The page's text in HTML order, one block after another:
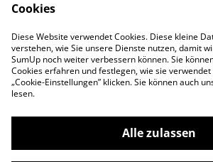
Bezahlen &
Verschicken
©2026Strunkleet
Cookies
Diese Website verwendet Cookies. Diese kleine
verstehen, wie Sie unsere Dienste nutzen, damit
SumUp noch weiter verbessern können. Sie
Cookies erfahren und festlegen, wie sie
„Cookie-Einstellungen” klicken. Sie können auch
lesen.
Alle zulassen